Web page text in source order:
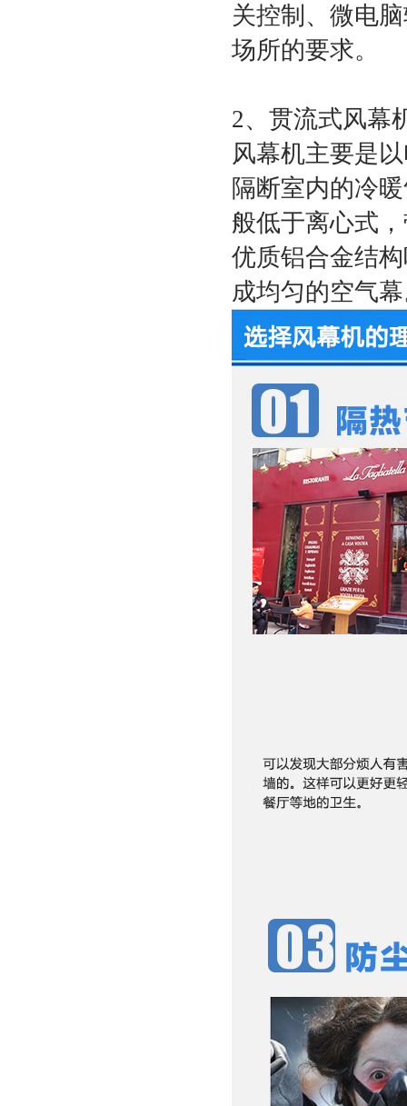
关控制、微电
场所的要求。
2、贯流式风幕
风幕机主要是
隔断室内的冷
般低于离心式
优质铝合金结
成均匀的空气